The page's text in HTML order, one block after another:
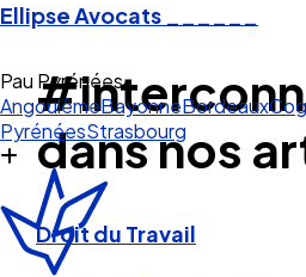
Ellipse Avocats
Pau Pyrénées
AngoulêmeBayonneBordeaux
PyrénéesStrasbourg
dans nos
Droit du Travail